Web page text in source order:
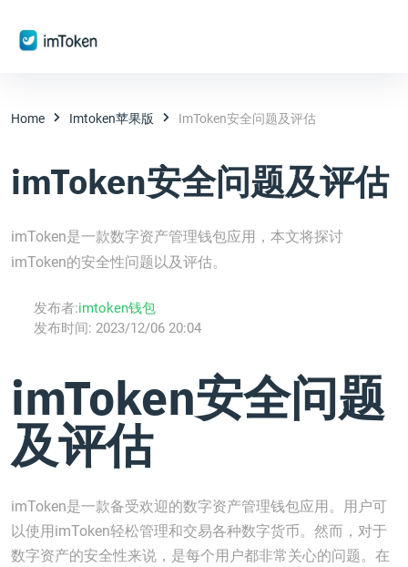
Home Imtoken苹果版 ImToken安全问题及评估
imToken安全问题及评估
imToken是一款数字资产管理钱包应用，本文将探讨
imToken的安全性问题以及评估。
发布者:imtoken钱包
发布时间: 2023/12/06 20:04
imToken安全问题
及评估
imToken是一款备受欢迎的数字资产管理钱包应用。用户可
以使用imToken轻松管理和交易各种数字货币。然而，对于
数字资产的安全性来说，是每个用户都非常关心的问题。在